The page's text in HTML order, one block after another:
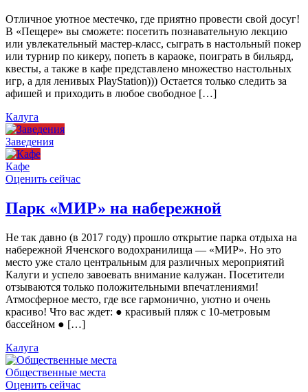
Отличное уютное местечко, где приятно провести свой досуг!
В «Пещере» вы сможете: посетить познавательную лекцию
или увлекательный мастер-класс, сыграть в настольный покер
или турнир по кикеру, попеть в караоке, поиграть в бильярд,
квесты, а также в кафе представлено множество настольных
игр, а для ленивых PlayStation))) Остается только следить за
афишей и приходить в любое свободное […]
Калуга
Заведения
Кафе
Оценить сейчас
Парк «МИР» на набережной
Не так давно (в 2017 году) прошло открытие парка отдыха на
набережной Яченского водохранилища — «МИР». Но это
место уже стало центральным для различных мероприятий
Калуги и успело завоевать внимание калужан. Посетители
отзываются только положительными впечатлениями!
Атмосферное место, где все гармонично, уютно и очень
красиво! Что вас ждет: ● красивый пляж с 10-метровым
бассейном ● […]
Калуга
Общественные места
Оценить сейчас